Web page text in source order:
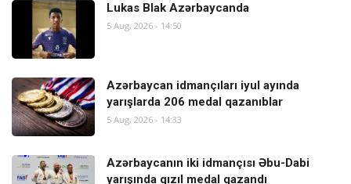
Lukas Blak Azərbaycanda
5 Aug, 2026 - 14:50
Azərbaycan idmançıları iyul ayında
yarışlarda 206 medal qazanıblar
5 Aug, 2026 - 14:33
Azərbaycanın iki idmançısı Əbu-Dabi
yarışında qızıl medal qazandı